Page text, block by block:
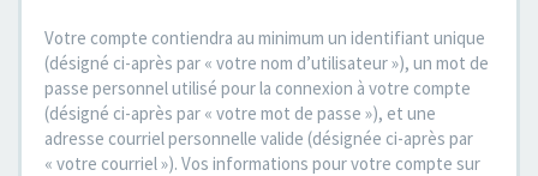
Votre compte contiendra au minimum un identifiant unique
(désigné ci-après par « votre nom d’utilisateur »), un mot de
passe personnel utilisé pour la connexion à votre compte
(désigné ci-après par « votre mot de passe »), et une
adresse courriel personnelle valide (désignée ci-après par
« votre courriel »). Vos informations pour votre compte sur